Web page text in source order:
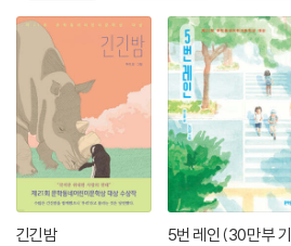
긴긴밤
5번 레인 (30만 부 기